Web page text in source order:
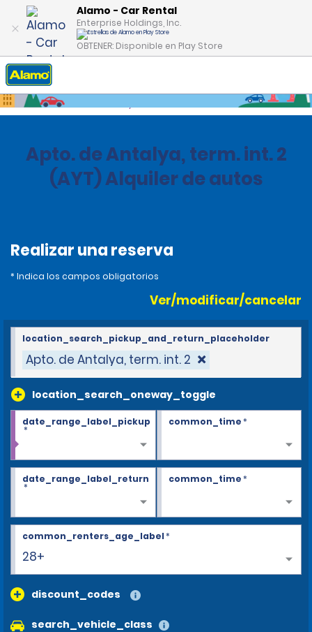
Alamo - Car Rental
Enterprise Holdings, Inc.
OBTENER: Disponible en Play Store
Inicio Oficinas
Apto. de Antalya, term. int. 2
(AYT) Alquiler de autos
Realizar una reserva
* Indica los campos obligatorios
Ver/modificar/cancelar
Apto. de Antalya, term. int. 2
location_search_oneway_toggle
location_search_pickup_and_return_placeholder
date_range_label_pickup
*
common_time*
date_range_label_return
*
common_time*
28+
common_renters_age_label*
discount_codes
search_vehicle_class